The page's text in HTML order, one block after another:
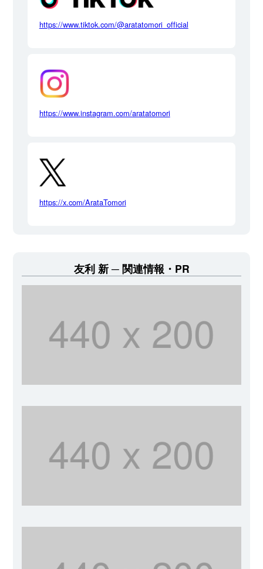
https://www.tiktok.com/@aratatomori_official
https://www.instagram.com/aratatomori
https://x.com/ArataTomori
友利 新 関連情報・PR